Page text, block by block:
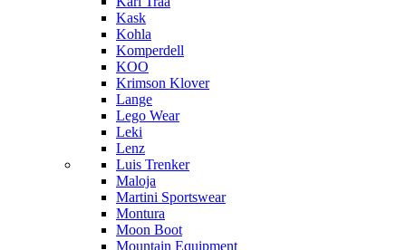
Kask
Kohla
Komperdell
KOO
Krimson Klover
Lange
Lego Wear
Leki
Lenz
Luis Trenker
Maloja
Martini Sportswear
Montura
Moon Boot
Mountain Equipment